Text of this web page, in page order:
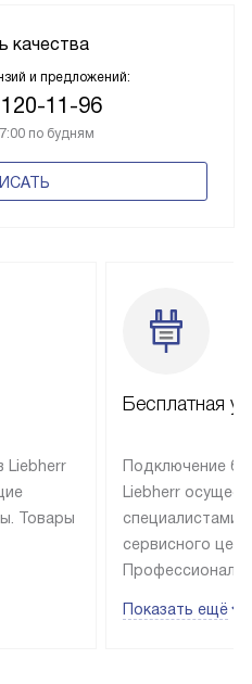
качества
и предложений:
11-96
по будням
Liebherr
Товары
Бесплатная
Подключение
Liebherr
специалистами
сервисного
эксплуатации
Показать ещё